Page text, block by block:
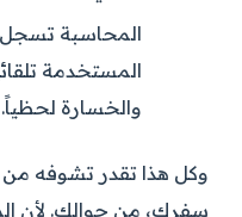
المحاسبة تسجل
المستخدمة
والخسارة لحظياً.
وكل هذا تقدر تشوفه
سفرك، من جوالك. لأن